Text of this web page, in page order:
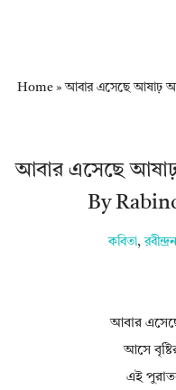
Home»আবার এসেছে আষাঢ়
আবার এসেছে
By
কবিতা,
আবার
আসে
এই